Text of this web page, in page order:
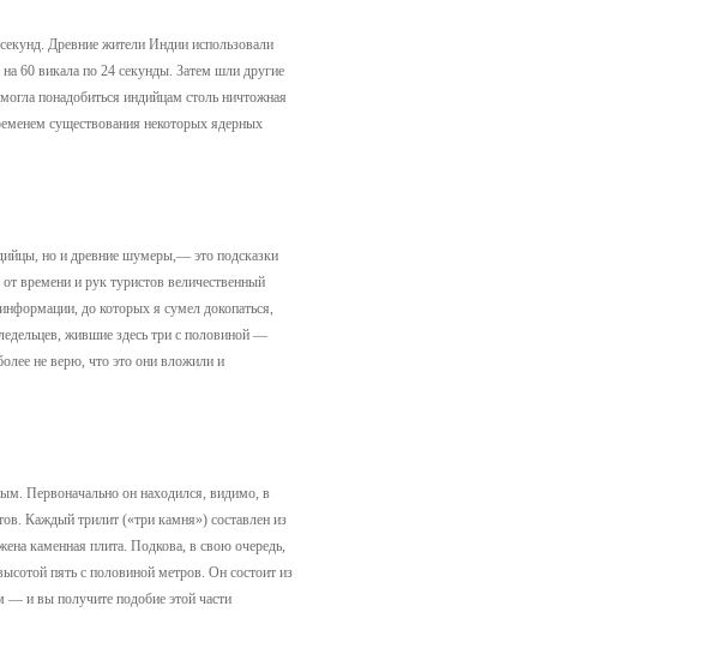
Древние жители Индии использовали
60 викала по 24 секунды. Затем шли другие
понадобиться индийцам столь ничтожная
существования некоторых ядерных
но и древние шумеры,— это подсказки
времени и рук туристов величественный
до которых я сумел докопаться,
жившие здесь три с половиной —
не верю, что это они вложили и
Первоначально он находился, видимо, в
Каждый трилит («три камня») составлен из
каменная плита. Подкова, в свою очередь,
пять с половиной метров. Он состоит из
— и вы получите подобие этой части